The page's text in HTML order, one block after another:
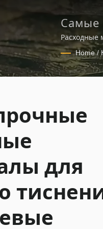
Самые
Расходные
печати
Home /
Самые
штампы и
для